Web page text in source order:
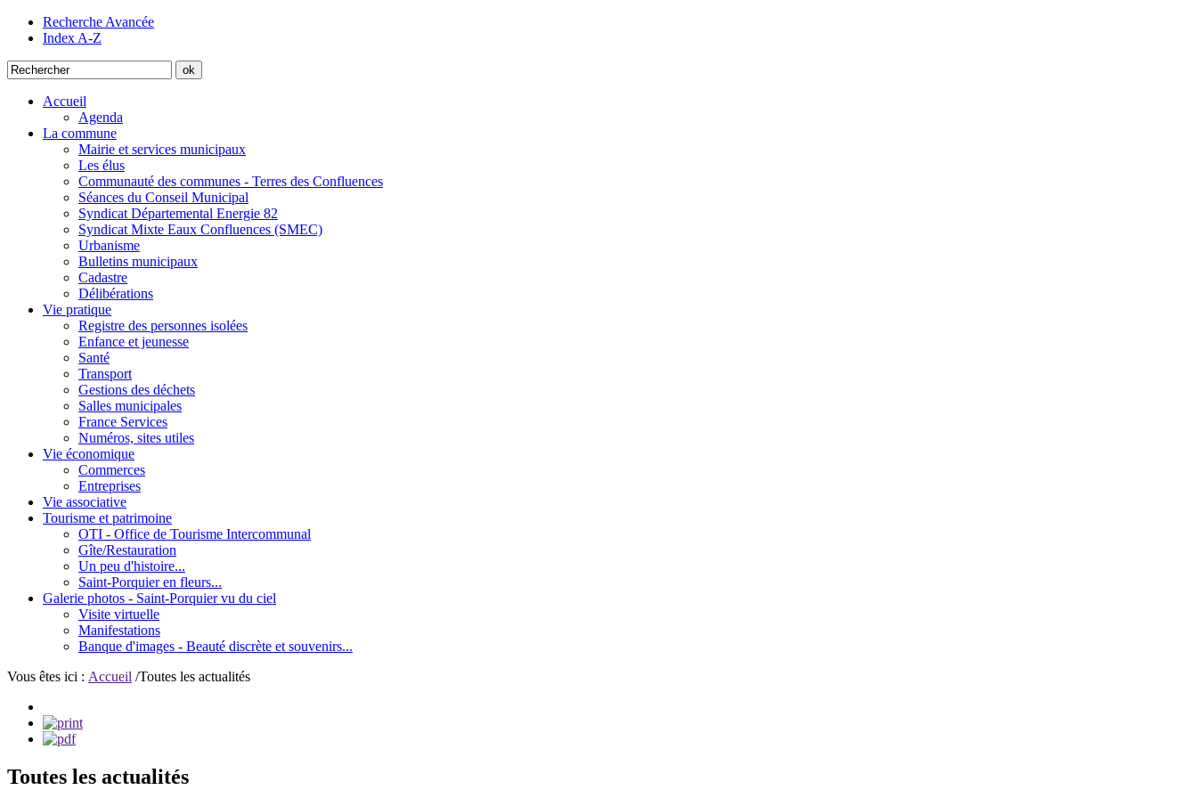
Recherche Avancée
Index A-Z
Accueil
Agenda
La commune
Mairie et services municipaux
Les élus
Communauté des communes - Terres des Confluences
Séances du Conseil Municipal
Syndicat Départemental Energie 82
Syndicat Mixte Eaux Confluences (SMEC)
Urbanisme
Bulletins municipaux
Cadastre
Délibérations
Vie pratique
Registre des personnes isolées
Enfance et jeunesse
Santé
Transport
Gestions des déchets
Salles municipales
France Services
Numéros, sites utiles
Vie économique
Commerces
Entreprises
Vie associative
Tourisme et patrimoine
OTI - Office de Tourisme Intercommunal
Gîte/Restauration
Un peu d'histoire...
Saint-Porquier en fleurs...
Galerie photos - Saint-Porquier vu du ciel
Visite virtuelle
Manifestations
Banque d'images - Beauté discrète et souvenirs...
Vous êtes ici : Accueil /Toutes les actualités
Toutes les actualités